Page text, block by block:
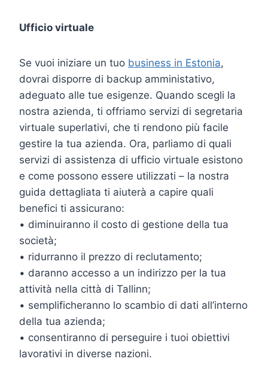
Ufficio virtuale
Se vuoi iniziare un tuo business in Estonia,
dovrai disporre di backup amministativo,
adeguato alle tue esigenze. Quando scegli la
nostra azienda, ti offriamo servizi di segretaria
virtuale superlativi, che ti rendono più facile
gestire la tua azienda. Ora, parliamo di quali
servizi di assistenza di ufficio virtuale esistono
e come possono essere utilizzati – la nostra
guida dettagliata ti aiuterà a capire quali
benefici ti assicurano:
• diminuiranno il costo di gestione della tua
società;
• ridurranno il prezzo di reclutamento;
• daranno accesso a un indirizzo per la tua
attività nella città di Tallinn;
• semplificheranno lo scambio di dati all’interno
della tua azienda;
• consentiranno di perseguire i tuoi obiettivi
lavorativi in diverse nazioni.